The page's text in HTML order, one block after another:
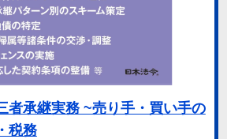
者承継実務 ~売り手・買い手の
税務